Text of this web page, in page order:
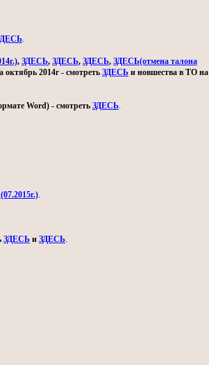
.
, ЗДЕСЬ, ЗДЕСЬ, ЗДЕСЬ, ЗДЕСЬ(отмена талона
2014г - смотреть ЗДЕСЬ и новшества в ТО на
Word) - смотреть ЗДЕСЬ.
.
ЗДЕСЬ и ЗДЕСЬ.